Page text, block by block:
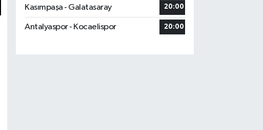
Kasımpaşa - Galatasaray 20:00
Antalyaspor - Kocaelispor 20:00